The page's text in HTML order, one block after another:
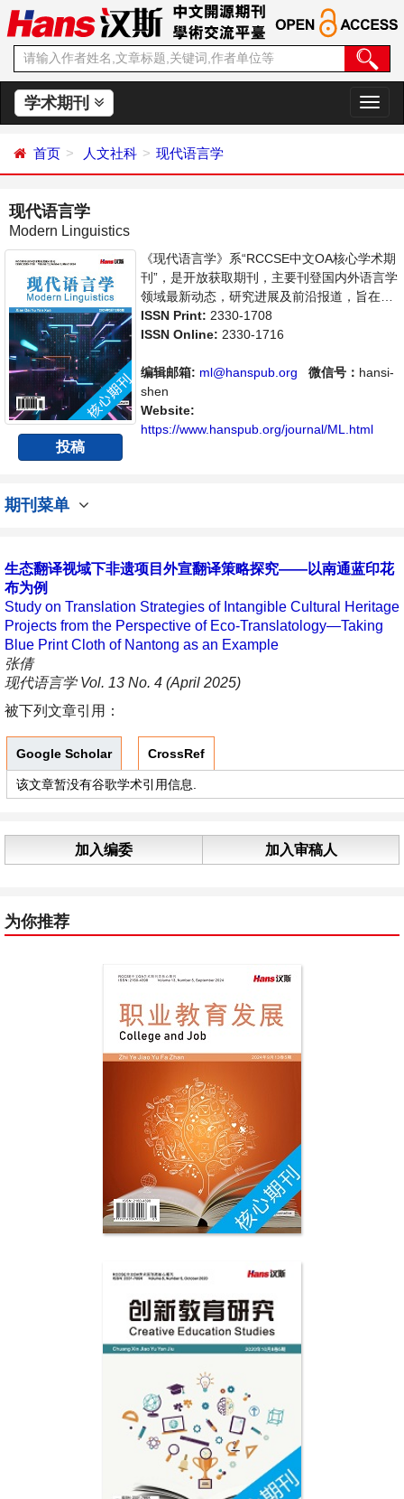
学术期刊
切
换
首页 人文社科 现代语言学
现代语言学
Modern Linguistics
投稿
《现代语言学》系“RCCSE中文OA核心学术期
刊”，是开放获取期刊，主要刊登国内外语言学
领域最新动态，研究进展及前沿报道，旨在给
世界范围内的科学家、学者、科研人员提供一
个传播、分享和讨论语言学领域内不同方向问
ISSN Print: 2330-1708
ISSN Online: 2330-1716
编辑邮箱: ml@hanspub.org 微信号： hansi-
shen
Website:
https://www.hanspub.org/journal/ML.html
期刊菜单
生态翻译视域下非遗项目外宣翻译策略探究——以南通蓝印花
布为例
Study on Translation Strategies of Intangible Cultural Heritage
Projects from the Perspective of Eco-Translatology—Taking
Blue Print Cloth of Nantong as an Example
张倩
现代语言学 Vol. 13 No. 4 (April 2025)
被下列文章引用：
Google Scholar CrossRef
该文章暂没有谷歌学术引用信息.
加入编委 加入审稿人
为你推荐